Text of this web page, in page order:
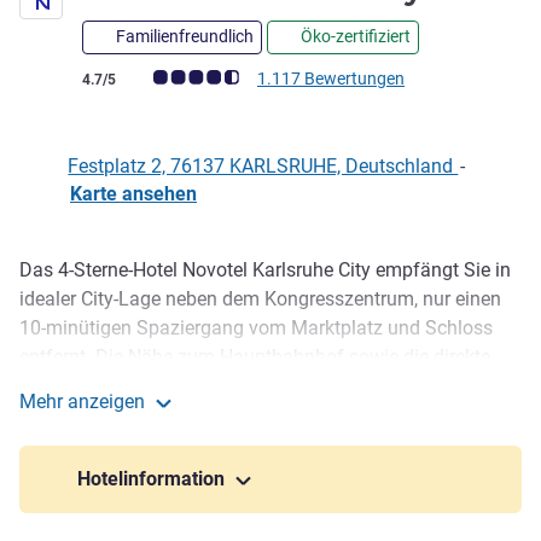
Familienfreundlich Öko-zertifiziert
Note Kundenmeinungen (Bewertung ALL)
4.7/5 1.117 Bewertungen
Festplatz 2, 76137 KARLSRUHE, Deutschland -
Karte ansehen
Beschreibung
Das 4-Sterne-Hotel Novotel Karlsruhe City empfängt Sie in
idealer City-Lage neben dem Kongresszentrum, nur einen
10-minütigen Spaziergang vom Marktplatz und Schloss
Erreichbarkeit mit allen Verkehrsmitteln und in nur 15
Autominuten sind Sie an der Neuen Messe in Rheinstetten.
Dank kostenlosem Wi-Fi und Arbeitsplatz im Zimmer fällt
Mehr anzeigen
Hotelinformation